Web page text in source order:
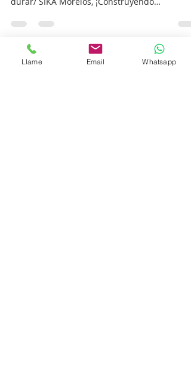
Construido para Durar Sika puede apoyarle
durar/ SIKA Morelos, ¡Construyendo
Confianza!...
Llame Email Whatsapp